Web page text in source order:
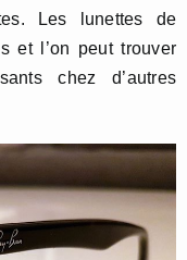
Les lunettes de
et l’on peut trouver
chez d’autres